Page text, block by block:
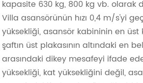
kapasite 630 kg, 800 kg vb. olarak
Villa asansörünün hızı 0,4 m/s'yi
yüksekliği, asansör kabininin en
şaftın üst plakasının altındaki en
arasındaki dikey mesafeyi ifade
yüksekliği, kat yüksekliğini değil,